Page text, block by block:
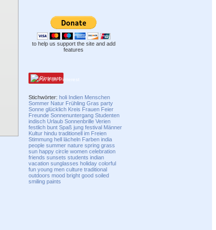
to help us support the site and add
features
Pinterest
Stichwörter:holi Indien Menschen
Sommer Natur Frühling Gras party
Sonne glücklich Kreis Frauen Feier
Freunde Sonnenuntergang Studenten
indisch Urlaub Sonnenbrille Verien
festlich bunt Spaß jung festival Männer
Kultur hindu traditionell im Freien
Stimmung hell lächeln Farben india
people summer nature spring grass
sun happy circle women celebration
friends sunsets students indian
vacation sunglasses holiday colorful
fun young men culture traditional
outdoors mood bright good soiled
smiling paints